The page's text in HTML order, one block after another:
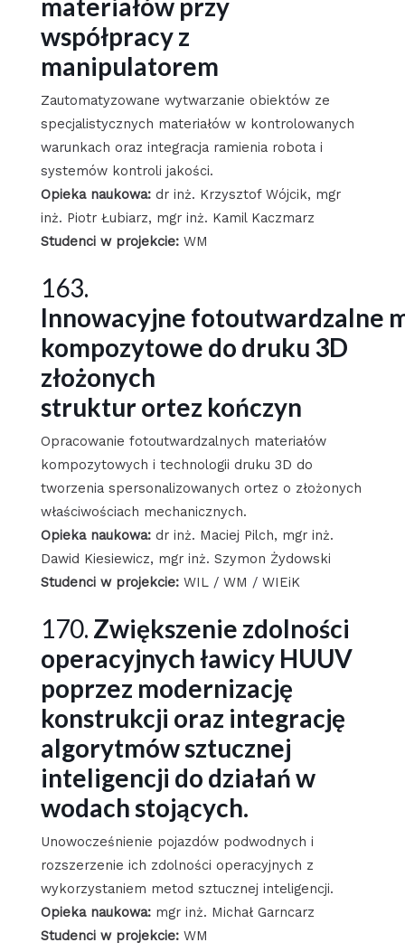
materiałów przy
współpracy z
manipulatorem
Zautomatyzowane wytwarzanie obiektów ze
specjalistycznych materiałów w kontrolowanych
warunkach oraz integracja ramienia robota i
systemów kontroli jakości.
Opieka naukowa:dr inż. Krzysztof Wójcik, mgr
inż. Piotr Łubiarz, mgr inż. Kamil Kaczmarz
Studenci w projekcie: WM
163.
Innowacyjne fotoutwardzalne
kompozytowe do druku 3D
złożonych
struktur ortez kończyn
Opracowanie fotoutwardzalnych materiałów
kompozytowych i technologii druku 3D do
tworzenia spersonalizowanych ortez o złożonych
właściwościach mechanicznych.
Opieka naukowa:dr inż. Maciej Pilch, mgr inż.
Dawid Kiesiewicz, mgr inż. Szymon Żydowski
Studenci w projekcie: WIL / WM / WIEiK
170. Zwiększenie zdolności
operacyjnych ławicy HUUV
poprzez modernizację
konstrukcji oraz integrację
algorytmów sztucznej
inteligencji do działań w
wodach stojących.
Unowocześnienie pojazdów podwodnych i
rozszerzenie ich zdolności operacyjnych z
wykorzystaniem metod sztucznej inteligencji.
Opieka naukowa:mgr inż. Michał Garncarz
Studenci w projekcie: WM